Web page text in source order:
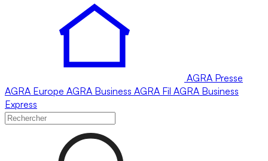
AGRA Presse
AGRA Europe AGRA Business AGRA Fil AGRA Business
Express